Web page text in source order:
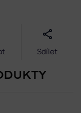
Sdílet